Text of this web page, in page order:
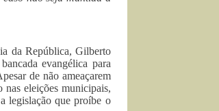
da República, Gilberto
evangélica para
de não ameaçarem
eleições municipais,
legislação que proíbe o